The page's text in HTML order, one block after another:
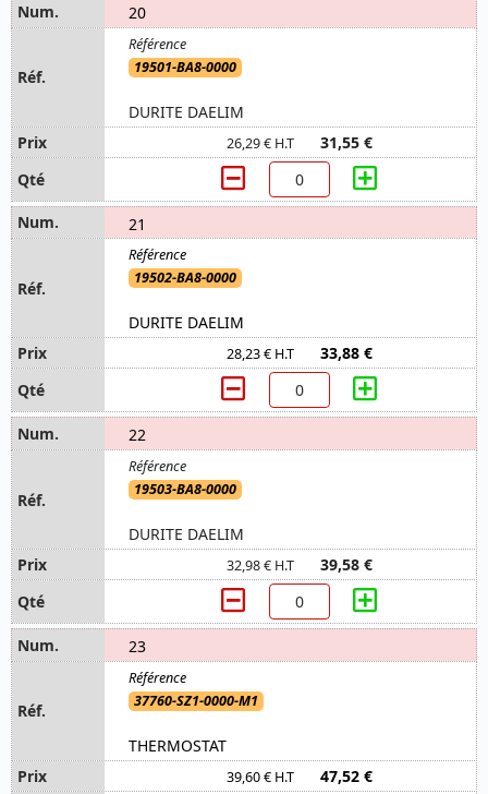
20
19501-BA8-0000
DURITE DAELIM
26,29 € H.T 31,55 €
21
19502-BA8-0000
DURITE DAELIM
28,23 € H.T 33,88 €
22
19503-BA8-0000
DURITE DAELIM
32,98 € H.T 39,58 €
23
37760-SZ1-0000-M1
THERMOSTAT
39,60 € H.T 47,52 €